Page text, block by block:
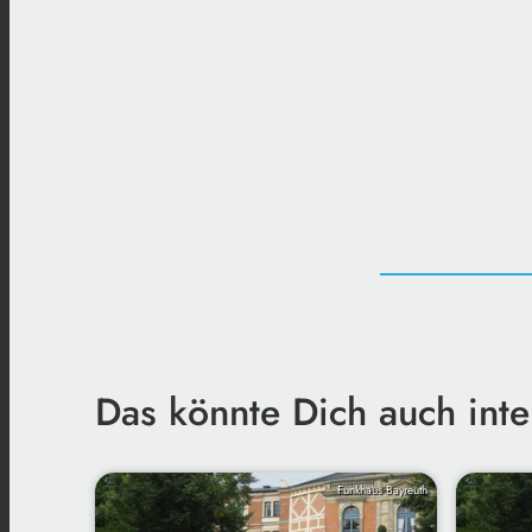
Das könnte Dich auch
Funkhaus Bayreuth